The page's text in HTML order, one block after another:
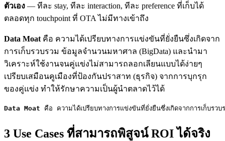
ตัวเอง — ทีละ stay, ทีละ interaction, ทีละ preference ที่เก็บได้
ตลอดทุก touchpoint ที่ OTA ไม่มีทางเข้าถึง
Data Moat คือ ความได้เปรียบทางการแข่งขันที่ยั่งยืนซึ่งเกิดจาก
การเก็บรวบรวม ข้อมูลจำนวนมหาศาล (BigData) และนำมา
วิเคราะห์ใช้งานจนคู่แข่งไม่สามารถลอกเลียนแบบได้ง่ายๆ
เปรียบเสมือนคูเมืองที่ป้องกันปราสาท (ธุรกิจ) จากการบุกรุก
ของคู่แข่ง ทำให้รักษาความเป็นผู้นำตลาดไว้ได้
Data Moat คือ ความได้เปรียบทางการแข่งขันที่ยั่งยืนซึ่งเกิดจากการเก็บ
3 Use Cases ที่สามารถพิสูจน์ ROI ได้จริง